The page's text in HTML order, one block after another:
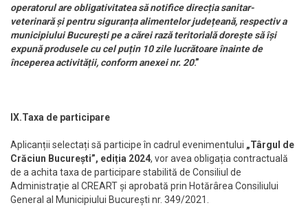
operatorul are obligativitatea să notifice direcția sanitar-
veterinară și pentru siguranța alimentelor județeană, respectiv a
municipiului București pe a cărei rază teritorială dorește să își
expună produsele cu cel puțin 10 zile lucrătoare înainte de
începerea activității, conform anexei nr. 20.”
IX.Taxa de participare
Aplicanții selectați să participe în cadrul evenimentului „Târgul de
Crăciun București”, ediția 2024, vor avea obligația contractuală
de a achita taxa de participare stabilită de Consiliul de
Administrație al CREART și aprobată prin Hotărârea Consiliului
General al Municipiului București nr. 349/2021.